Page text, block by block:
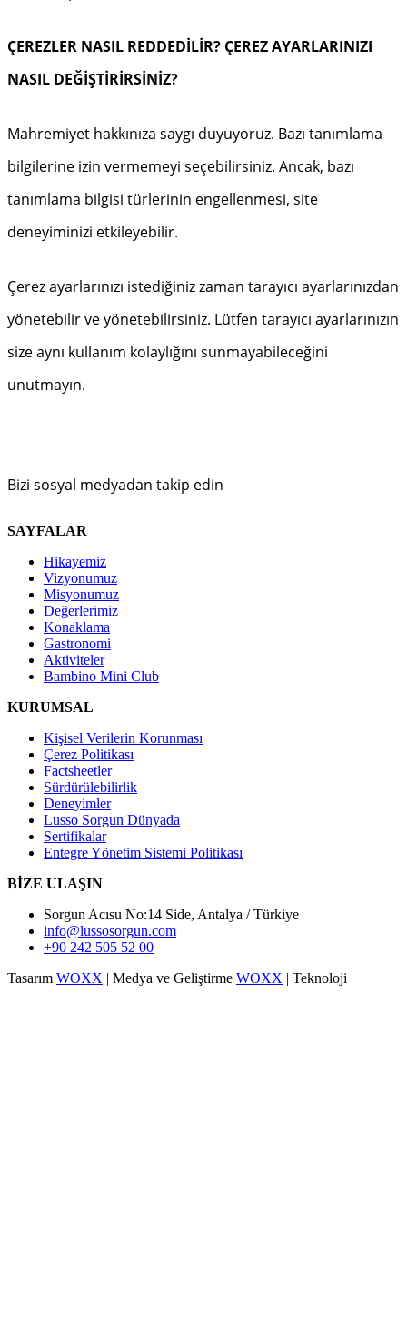
ÇEREZLER NASIL REDDEDİLİR? ÇEREZ AYARLARINIZI
NASIL DEĞİŞTİRİRSİNİZ?
Mahremiyet hakkınıza saygı duyuyoruz. Bazı tanımlama
bilgilerine izin vermemeyi seçebilirsiniz. Ancak, bazı
tanımlama bilgisi türlerinin engellenmesi, site
deneyiminizi etkileyebilir.
Çerez ayarlarınızı istediğiniz zaman tarayıcı ayarlarınızdan
yönetebilir ve yönetebilirsiniz. Lütfen tarayıcı ayarlarınızın
size aynı kullanım kolaylığını sunmayabileceğini
unutmayın.
Bizi sosyal medyadan takip edin
SAYFALAR
Hikayemiz
Vizyonumuz
Misyonumuz
Değerlerimiz
Konaklama
Gastronomi
Aktiviteler
Bambino Mini Club
KURUMSAL
Kişisel Verilerin Korunması
Çerez Politikası
Factsheetler
Sürdürülebilirlik
Deneyimler
Lusso Sorgun Dünyada
Sertifikalar
Entegre Yönetim Sistemi Politikası
BİZE ULAŞIN
Sorgun Acısu No:14 Side, Antalya / Türkiye
info@lussosorgun.com
+90 242 505 52 00
Tasarım WOXX | Medya ve Geliştirme WOXX | Teknoloji